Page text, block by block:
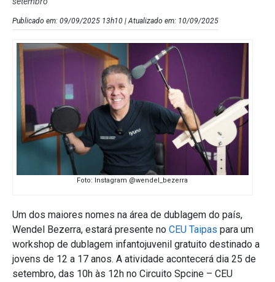
Publicado em: 09/09/2025 13h10 | Atualizado em: 10/09/2025
Foto: Instagram @wendel_bezerra
Um dos maiores nomes na área de dublagem do país,
Wendel Bezerra, estará presente no CEU Taipas para um
workshop de dublagem infantojuvenil gratuito destinado a
jovens de 12 a 17 anos. A atividade acontecerá dia 25 de
setembro, das 10h às 12h no Circuito Spcine – CEU